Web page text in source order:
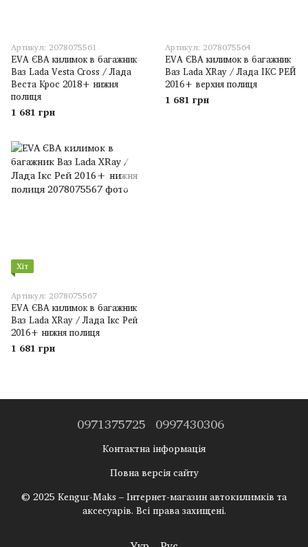
Артикул: 2078075561
EVA ЄВА килимок в багажник
Ваз Lada Vesta Cross / Лада
Веста Крос 2018+ нижня
полиця
1 681 грн
Артикул: 2078075564
EVA ЄВА килимок в багажник
Ваз Lada XRay / Лада ІКС РЕЙ
2016+ верхня полиця
1 681 грн
Хіт
Артикул: 2078075567
EVA ЄВА килимок в багажник
Ваз Lada XRay / Лада Ікс Рей
2016+ нижня полиця
1 681 грн
0971375725 0997430306
Контактна інформація
Повна версія сайту
© 2025 Kengur-Maks – Інтернет-магазин автокилимків та
аксесуарів. Всі права захищені.